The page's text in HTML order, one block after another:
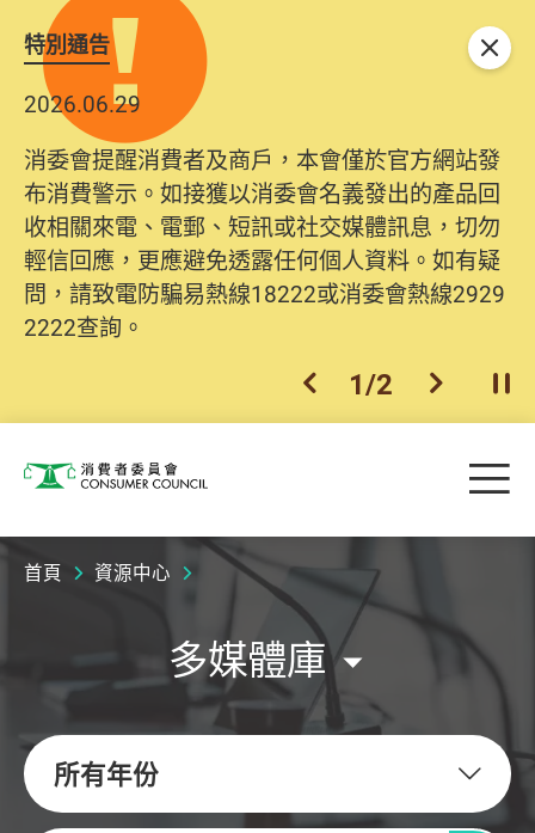
特別通告
2026.06.29
消委會提醒消費者及商戶，本會僅於官方網站發
布消費警示。如接獲以消委會名義發出的產品回
收相關來電、電郵、短訊或社交媒體訊息，切勿
輕信回應，更應避免透露任何個人資料。如有疑
問，請致電防騙易熱線18222或消委會熱線2929
2222查詢。
上一個
1/2 下一個開
關閉
消費者委員會 目
首頁 資源中心
多媒體庫
所有年份